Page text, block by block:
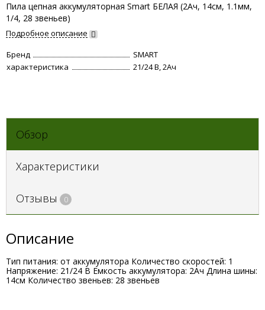
Пила цепная аккумуляторная Smart БЕЛАЯ (2Ач, 14cм, 1.1мм,
1/4, 28 звеньев)
Подробное описание
Бренд
SMART
характеристика
21/24 В, 2Ач
Обзор
Характеристики
Отзывы 0
Описание
Тип питания: от аккумулятора Количество скоростей: 1
Напряжение: 21/24 В Емкость аккумулятора: 2Ач Длина шины:
14cм Количество звеньев: 28 звеньев